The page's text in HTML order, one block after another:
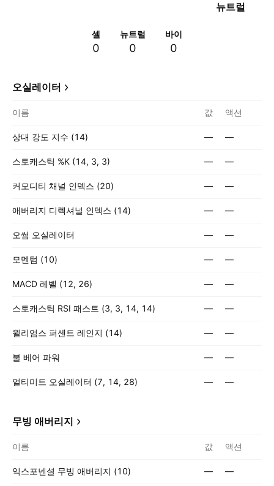
뉴트럴
셀
0
뉴트럴
0
바이
0
오실레이터
이름 값 액션
상대 강도 지수 (14) — —
스토캐스틱 %K (14, 3, 3) — —
커모디티 채널 인덱스 (20) — —
애버리지 디렉셔널 인덱스 (14) — —
오썸 오실레이터 — —
모멘텀 (10) — —
MACD 레벨 (12, 26) — —
스토캐스틱 RSI 패스트 (3, 3, 14, 14) — —
윌리엄스 퍼센트 레인지 (14) — —
불 베어 파워 — —
얼티미트 오실레이터 (7, 14, 28) — —
무빙 애버리지
이름 값 액션
익스포넨셜 무빙 애버리지 (10) — —